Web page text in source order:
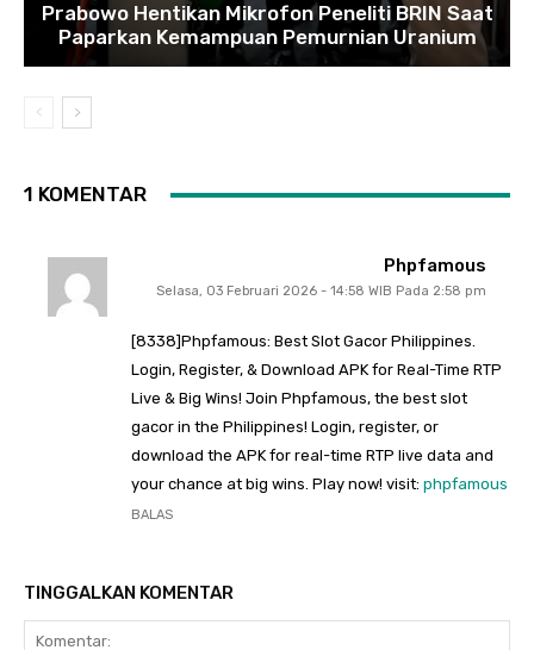
Prabowo Hentikan Mikrofon Peneliti BRIN Saat
Paparkan Kemampuan Pemurnian Uranium
1 KOMENTAR
Phpfamous
Selasa, 03 Februari 2026 - 14:58 WIB Pada 2:58 pm
[8338]Phpfamous: Best Slot Gacor Philippines.
Login, Register, & Download APK for Real-Time RTP
Live & Big Wins! Join Phpfamous, the best slot
gacor in the Philippines! Login, register, or
download the APK for real-time RTP live data and
your chance at big wins. Play now! visit: phpfamous
BALAS
TINGGALKAN KOMENTAR